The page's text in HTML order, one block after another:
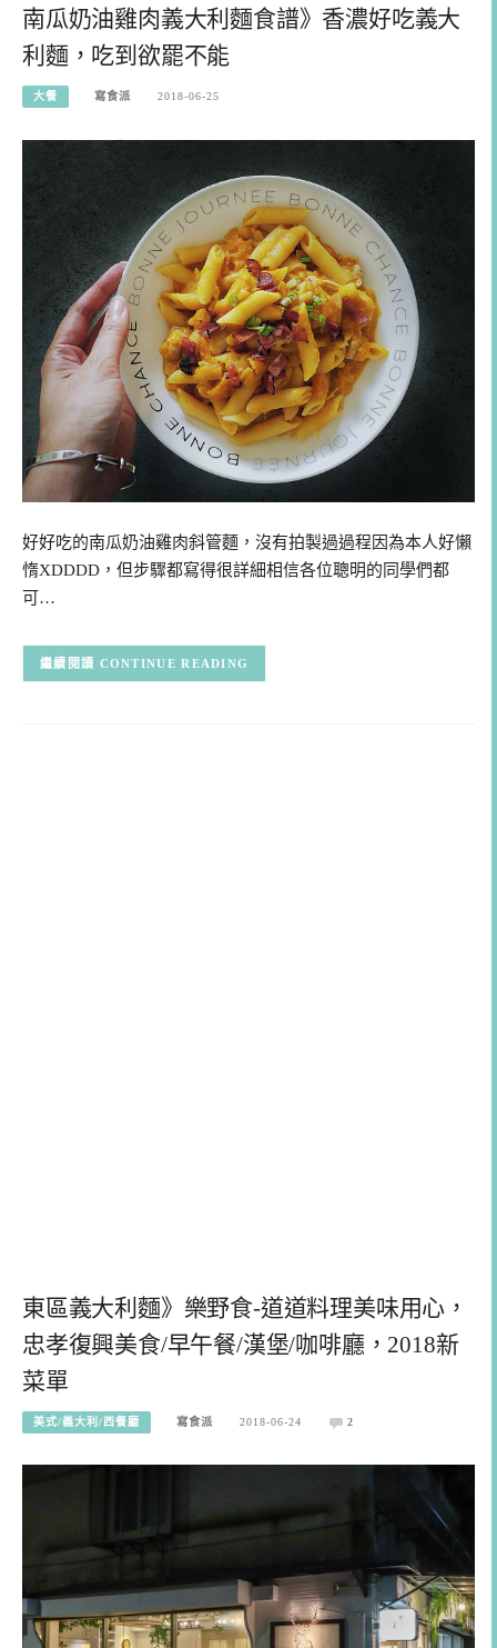
南瓜奶油雞肉義大利麵食譜》香濃好吃義大
利麵，吃到欲罷不能
大餐 寫食派 2018-06-25
好好吃的南瓜奶油雞肉斜管麵，沒有拍製過過程因為本人好懶
惰XDDDD，但步驟都寫得很詳細相信各位聰明的同學們都
可…
CONTINUE READING
東區義大利麵》樂野食-道道料理美味用心，
忠孝復興美食/早午餐/漢堡/咖啡廳，2018新
菜單
美式/義大利/西餐廳 寫食派 2018-06-24 2